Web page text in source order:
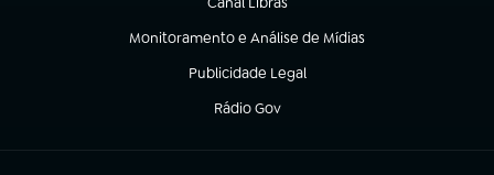
(abre em nova aba)
Monitoramento e Análise de Mídias
(abre em nova aba)
Publicidade Legal
(abre em nova aba)
Rádio Gov
(abre em nova aba)